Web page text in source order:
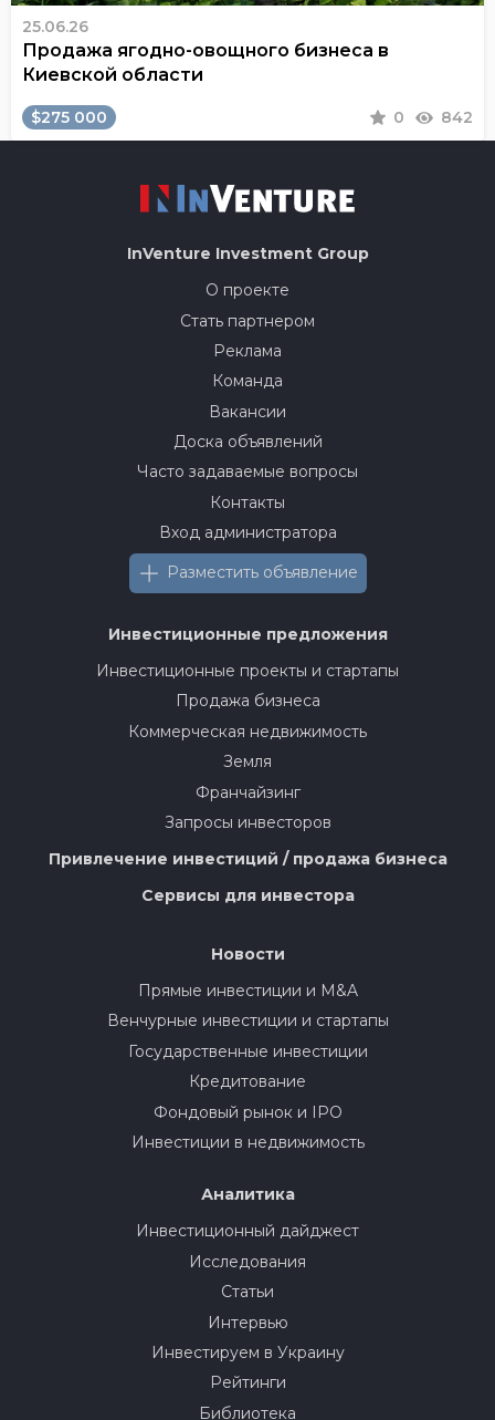
25.06.26
Продажа ягодно-овощного бизнеса в
Киевской области
$275 000 0 842
InVenture Investment Group
О проекте
Стать партнером
Реклама
Команда
Вакансии
Доска объявлений
Часто задаваемые вопросы
Контакты
Вход администратора
Разместить объявление
Инвестиционные предложения
Инвестиционные проекты и стартапы
Продажа бизнеса
Коммерческая недвижимость
Земля
Франчайзинг
Запросы инвесторов
Привлечение инвестиций / продажа бизнеса
Сервисы для инвестора
Новости
Прямые инвестиции и M&A
Венчурные инвестиции и стартапы
Государственные инвестиции
Кредитование
Фондовый рынок и IPO
Инвестиции в недвижимость
Аналитика
Инвестиционный дайджест
Исследования
Статьи
Интервью
Инвестируем в Украину
Рейтинги
Библиотека